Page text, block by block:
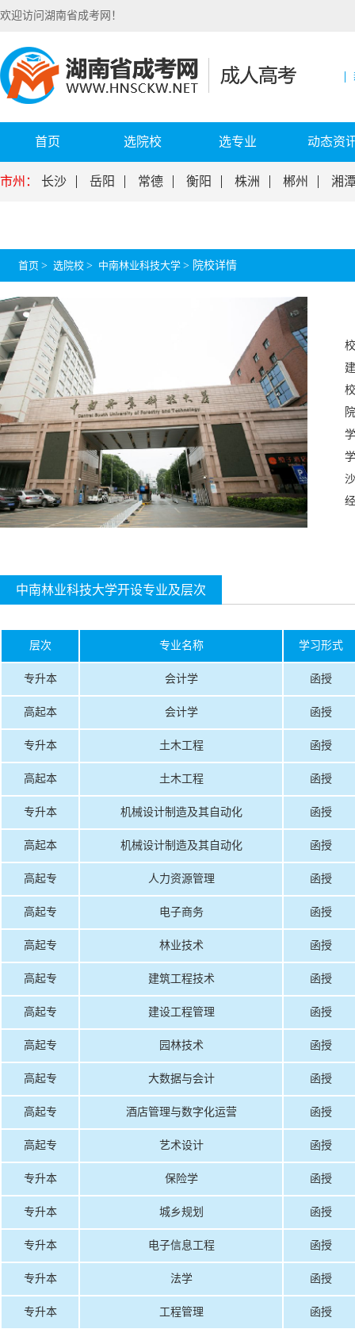
欢迎访问湖南省成考网！
首页 选院校 选专业 动态资
市州： 长沙 岳阳 常德 衡阳 株洲 郴州 湘
首页 > 选院校 > 中南林业科技大学 > 院校详情
中南林业科技大学开设专业及层次
层次 专业名称 学习形式
专升本 会计学 函授
高起本 会计学 函授
专升本 土木工程 函授
高起本 土木工程 函授
专升本 机械设计制造及其自动化 函授
高起本 机械设计制造及其自动化 函授
高起专 人力资源管理 函授
高起专 电子商务 函授
高起专 林业技术 函授
高起专 建筑工程技术 函授
高起专 建设工程管理 函授
高起专 园林技术 函授
高起专 大数据与会计 函授
高起专 酒店管理与数字化运营 函授
高起专 艺术设计 函授
专升本 保险学 函授
专升本 城乡规划 函授
专升本 电子信息工程 函授
专升本 法学 函授
专升本 工程管理 函授